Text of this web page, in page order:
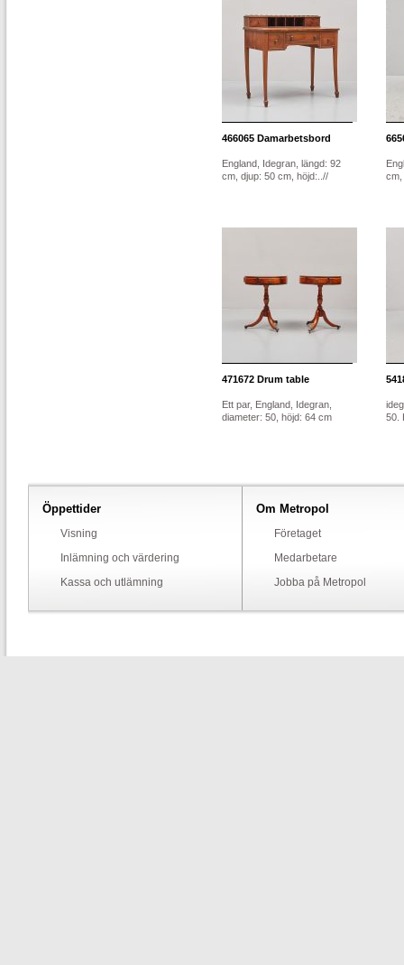
466065 Damarbetsbord
England, Idegran, längd: 92
cm, djup: 50 cm, höjd:..//
cm,
471672 Drum table
Ett par, England, Idegran,
diameter: 50, höjd: 64 cm
50.
Öppettider
Visning
Inlämning och värdering
Kassa och utlämning
Om Metropol
Företaget
Medarbetare
Jobba på Metropol